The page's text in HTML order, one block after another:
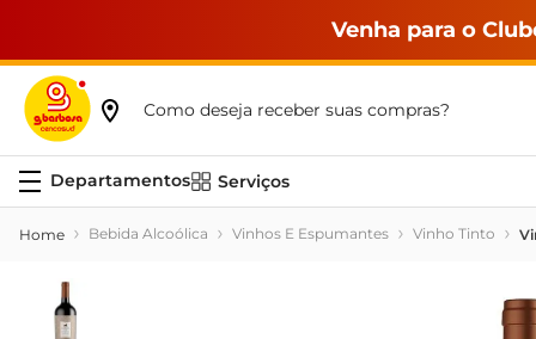
Venha para o
Como deseja receber suas compras?
Serviços
Bebida Alcoólica Vinhos E Espumantes Vinho Tinto